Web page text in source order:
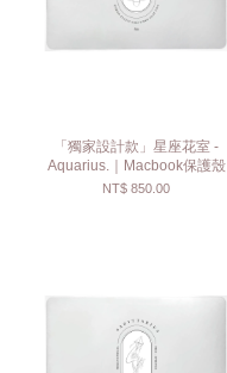
「獨家設計款」星座花室 -
Aquarius.｜Macbook保護殼
NT$ 850.00